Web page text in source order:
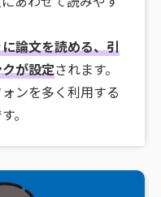
論文を読める、引
が設定されます。
ンを多く利用する
。